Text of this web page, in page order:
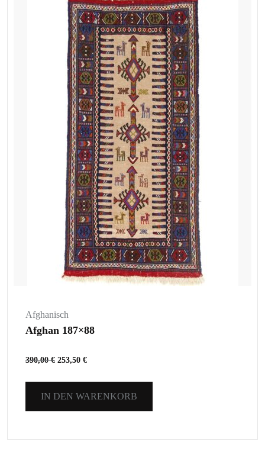
Afghanisch
Afghan 187×88
390,00€ 253,50 €
IN DEN WARENKORB